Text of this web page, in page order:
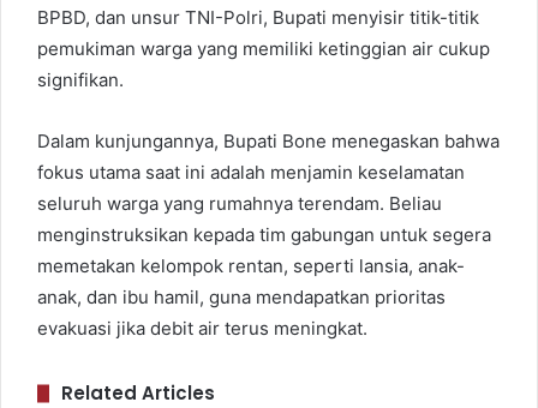
BPBD, dan unsur TNI-Polri, Bupati menyisir titik-titik
pemukiman warga yang memiliki ketinggian air cukup
signifikan.
Dalam kunjungannya, Bupati Bone menegaskan bahwa
fokus utama saat ini adalah menjamin keselamatan
seluruh warga yang rumahnya terendam. Beliau
menginstruksikan kepada tim gabungan untuk segera
memetakan kelompok rentan, seperti lansia, anak-
anak, dan ibu hamil, guna mendapatkan prioritas
evakuasi jika debit air terus meningkat.
Related Articles